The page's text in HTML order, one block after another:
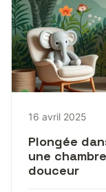
16 avril 2025
Plongée
une
douceur